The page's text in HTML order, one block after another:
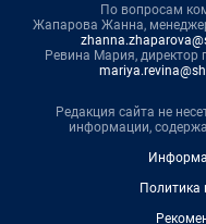
По вопросам
Жапарова Жанна,
Ревина Мария, директор
Редакция сайта не
информации,
Политика